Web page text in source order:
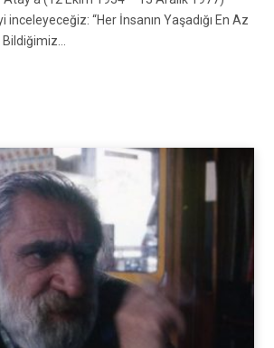
“Her İnsanın Yaşadığı En Az
Bildiğimiz…